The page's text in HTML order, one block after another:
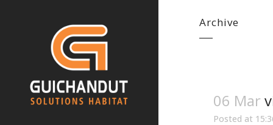
Archive
06 Mar
Posted at